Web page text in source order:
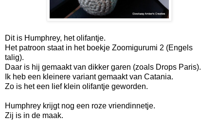
Dit is Humphrey, het olifantje.
Het patroon staat in het boekje Zoomigurumi 2 (Engels
talig).
Daar is hij gemaakt van dikker garen (zoals Drops Paris).
Ik heb een kleinere variant gemaakt van Catania.
Zo is het een lief klein olifantje geworden.
Humphrey krijgt nog een roze vriendinnetje.
Zij is in de maak.